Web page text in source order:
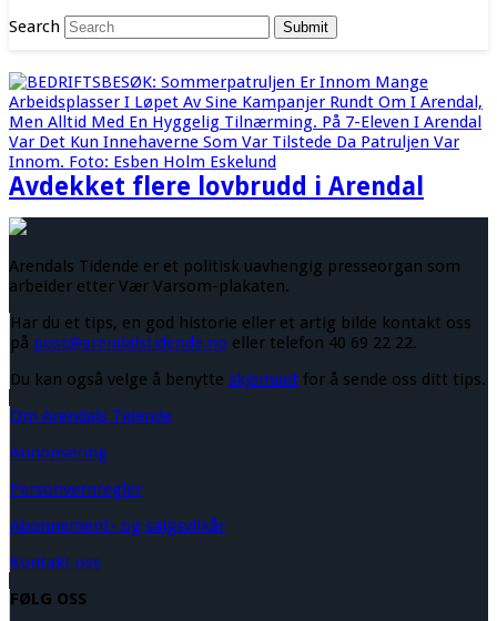
Search Submit
Avdekket flere lovbrudd i Arendal
Arendals Tidende er et politisk uavhengig presseorgan som
arbeider etter Vær Varsom-plakaten.
Har du et tips, en god historie eller et artig bilde kontakt oss
på post@arendalstidende.no eller telefon 40 69 22 22.
Du kan også velge å benytte skjemaet for å sende oss ditt tips.
Om Arendals Tidende
Annonsering
Personvernregler
Abonnement- og salgsvilkår
Kontakt oss
FØLG OSS